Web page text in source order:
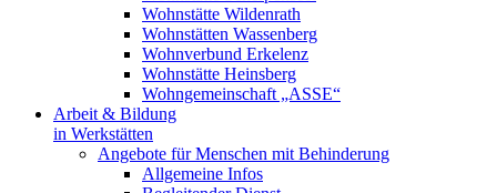
Wohnstätte Wildenrath
Wohnstätten Wassenberg
Wohnverbund Erkelenz
Wohnstätte Heinsberg
Wohngemeinschaft „ASSE“
Arbeit & Bildung
in Werkstätten
Angebote für Menschen mit Behinderung
Allgemeine Infos